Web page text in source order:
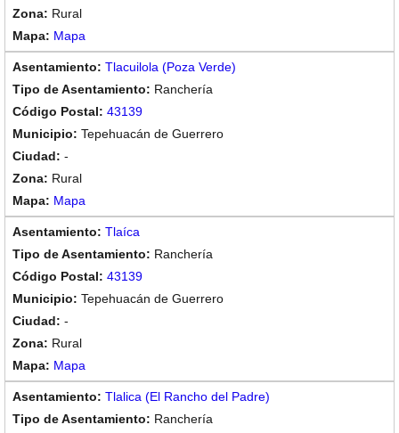
Rural
Mapa
Tlacuilola (Poza Verde)
Ranchería
43139
Tepehuacán de Guerrero
-
Rural
Mapa
Tlaíca
Ranchería
43139
Tepehuacán de Guerrero
-
Rural
Mapa
Tlalica (El Rancho del Padre)
Ranchería